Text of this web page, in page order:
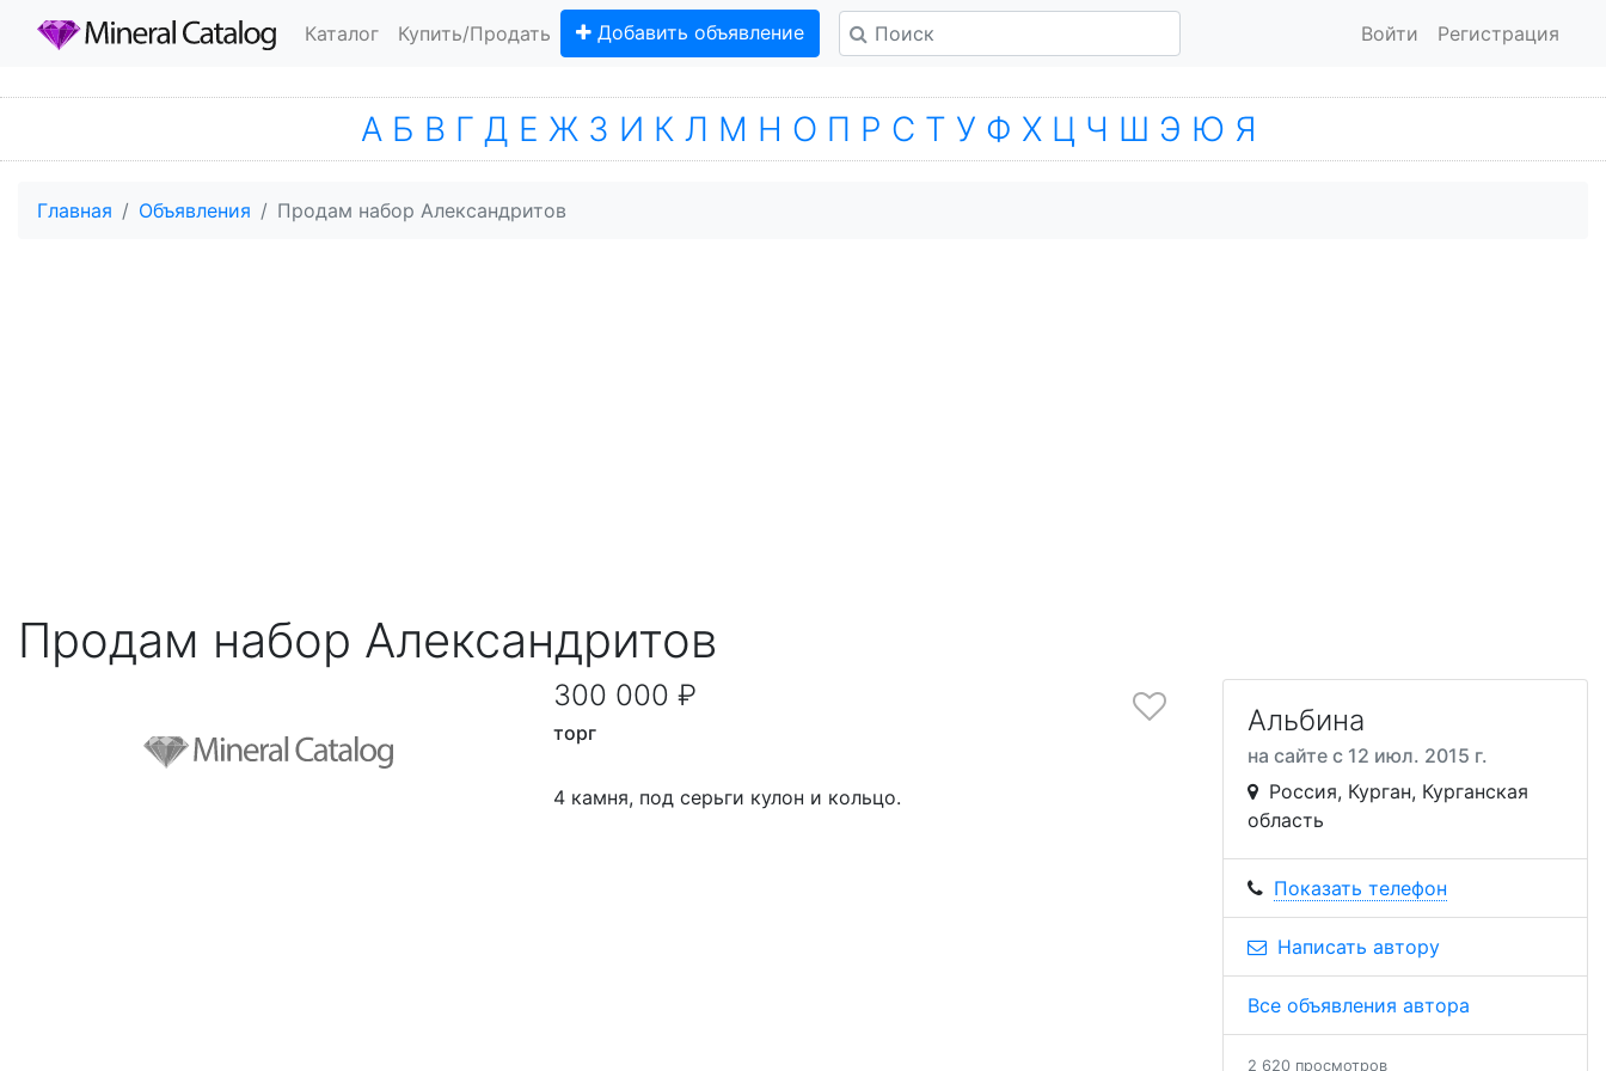
Каталог Купить/Продать Добавить объявление Войти Регистрация
Главная Объявления Продам набор Александритов
Продам набор Александритов
300 000 ₽
торг
4 камня, под серьги кулон и кольцо.
Альбина
на сайте с 12 июл. 2015 г.
Россия, Курган, Курганская
область
Показать телефон
Написать автору
Все объявления автора
2 620 просмотров
А Б В Г Д Е Ж З И К Л М Н О П Р С Т У Ф Х Ц Ч Ш Э Ю Я